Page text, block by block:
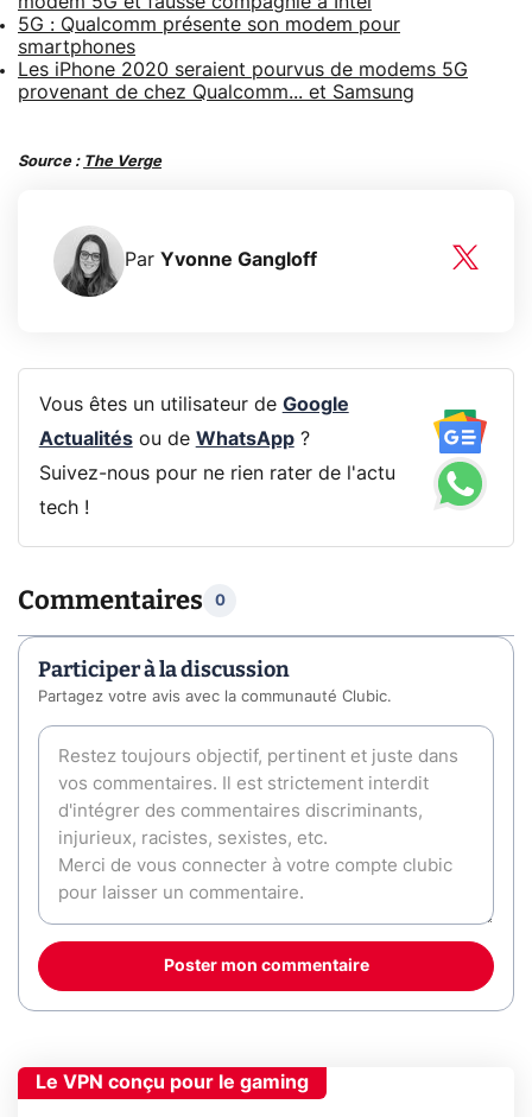
5G : Qualcomm présente son modem pour
smartphones
Les iPhone 2020 seraient pourvus de modems 5G
provenant de chez Qualcomm... et Samsung
Source : The Verge
Par Yvonne Gangloff
Vous êtes un utilisateur de Google
Actualitésou de WhatsApp?
Suivez-nous pour ne rien rater de l'actu
tech !
Commentaires 0
Participer à la discussion
Partagez votre avis avec la communauté Clubic.
Poster mon commentaire
Le VPN conçu pour le gaming